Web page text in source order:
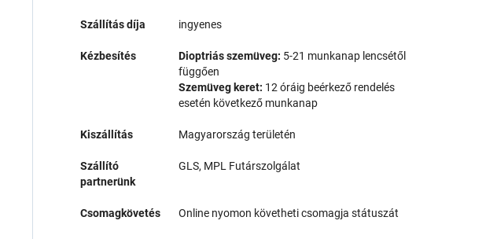
Szállítás díja ingyenes
Kézbesítés Dioptriás szemüveg: 5-21 munkanap lencsétől
függően
Szemüveg keret: 12 óráig beérkező rendelés
esetén következő munkanap
Kiszállítás Magyarország területén
Szállító
partnerünk
GLS, MPL Futárszolgálat
Csomagkövetés Online nyomon követheti csomagja státuszát